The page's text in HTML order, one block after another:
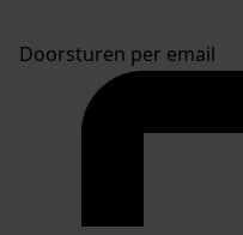
Doorsturen per email